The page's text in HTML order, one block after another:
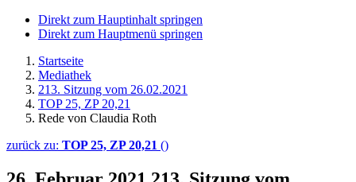
Direkt zum Hauptinhalt springen
Direkt zum Hauptmenü springen
Startseite
Mediathek
213. Sitzung vom 26.02.2021
TOP 25, ZP 20,21
Rede von Claudia Roth
zurück zu: TOP 25, ZP 20,21 ()